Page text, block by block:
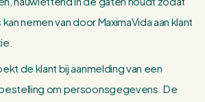
nemen van door MaximaVida aan klant
de klant bij aanmelding van een
om persoonsgegevens. De